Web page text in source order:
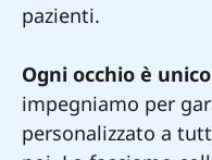
pazienti.
Ogni occhio è unico
impegniamo per
personalizzato a